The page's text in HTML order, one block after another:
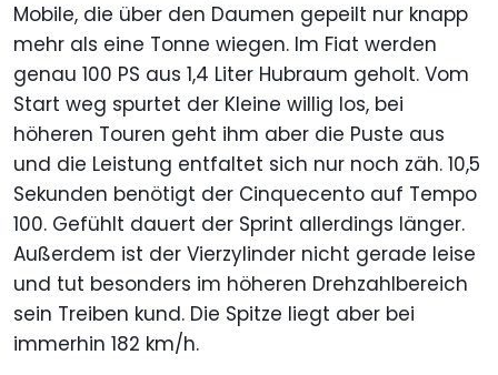
Mobile, die über den Daumen gepeilt nur knapp
mehr als eine Tonne wiegen. Im Fiat werden
genau 100 PS aus 1,4 Liter Hubraum geholt. Vom
Start weg spurtet der Kleine willig los, bei
höheren Touren geht ihm aber die Puste aus
und die Leistung entfaltet sich nur noch zäh. 10,5
Sekunden benötigt der Cinquecento auf Tempo
100. Gefühlt dauert der Sprint allerdings länger.
Außerdem ist der Vierzylinder nicht gerade leise
und tut besonders im höheren Drehzahlbereich
sein Treiben kund. Die Spitze liegt aber bei
immerhin 182 km/h.